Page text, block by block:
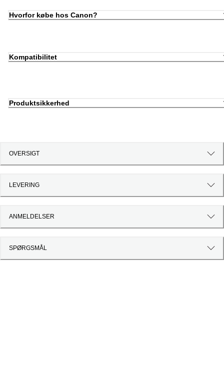
Hvorfor købe hos Canon?
Kompatibilitet
Produktsikkerhed
OVERSIGT
LEVERING
ANMELDELSER
SPØRGSMÅL